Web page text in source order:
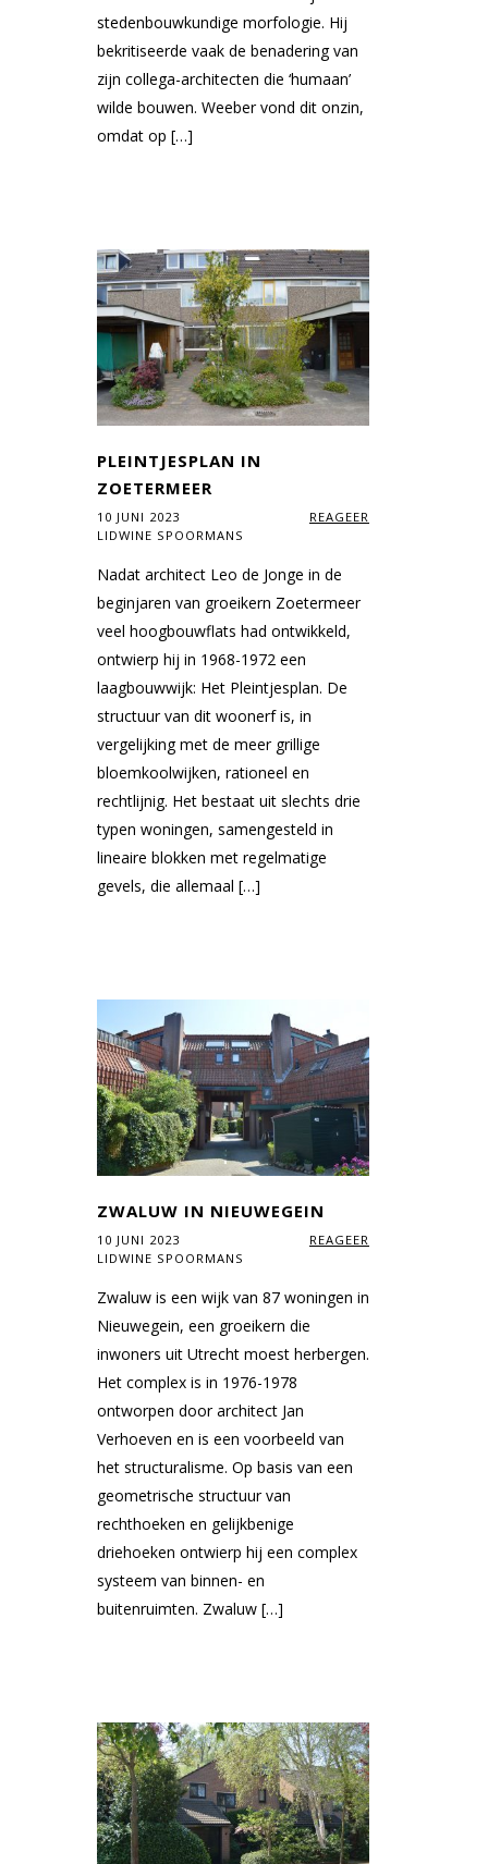
stedenbouwkundige morfologie. Hij
bekritiseerde vaak de benadering van
zijn collega-architecten die ‘humaan’
wilde bouwen. Weeber vond dit onzin,
omdat op […]
PLEINTJESPLAN IN
ZOETERMEER
10 JUNI 2023
REAGEER
LIDWINE SPOORMANS
Nadat architect Leo de Jonge in de
beginjaren van groeikern Zoetermeer
veel hoogbouwflats had ontwikkeld,
ontwierp hij in 1968-1972 een
laagbouwwijk: Het Pleintjesplan. De
structuur van dit woonerf is, in
vergelijking met de meer grillige
bloemkoolwijken, rationeel en
rechtlijnig. Het bestaat uit slechts drie
typen woningen, samengesteld in
lineaire blokken met regelmatige
gevels, die allemaal […]
ZWALUW IN NIEUWEGEIN
10 JUNI 2023
REAGEER
LIDWINE SPOORMANS
Zwaluw is een wijk van 87 woningen in
Nieuwegein, een groeikern die
inwoners uit Utrecht moest herbergen.
Het complex is in 1976-1978
ontworpen door architect Jan
Verhoeven en is een voorbeeld van
het structuralisme. Op basis van een
geometrische structuur van
rechthoeken en gelijkbenige
driehoeken ontwierp hij een complex
systeem van binnen- en
buitenruimten. Zwaluw […]